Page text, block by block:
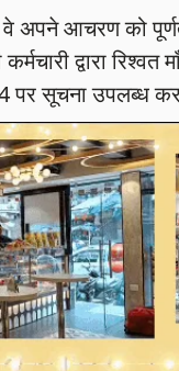
अपने आचरण को
द्वारा रिश्वत
पर सूचना उपलब्ध